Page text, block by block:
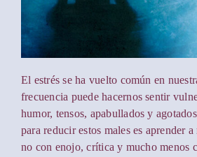
El estrés se ha vuelto común en
frecuencia puede hacernos sentir
humor, tensos, apabullados y
para reducir estos males es aprender
no con enojo, crítica y mucho menos